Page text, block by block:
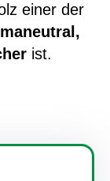
einer der
ist.